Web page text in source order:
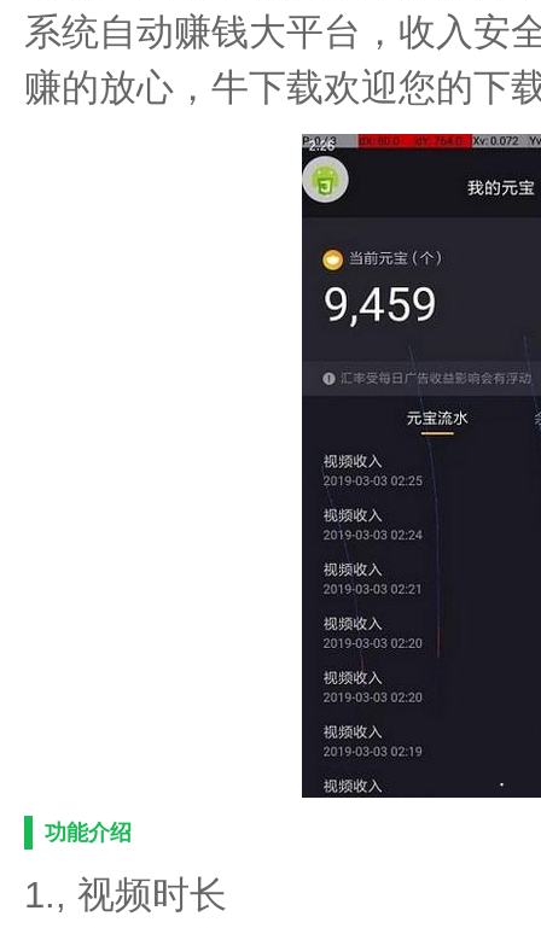
系统自动赚钱大平台，收入安
赚的放心，牛下载欢迎您的下
功能介绍
1., 视频时长